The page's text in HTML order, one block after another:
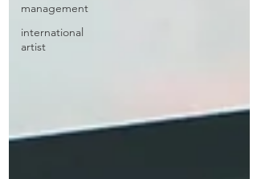
management
international
artist